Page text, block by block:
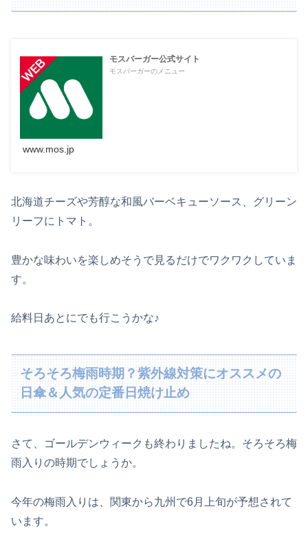
モスバーガー公式サイト
モスバーガーのメニュー
www.mos.jp
北海道チーズや芳醇な和風バーベキューソース、グリーン
リーフにトマト。
豊かな味わいを楽しめそうで見るだけでワクワクしていま
す。
給料日あとにでも行こうかな♪
そろそろ梅雨時期？紫外線対策にオススメの
日傘＆人気の定番日焼け止め
さて、ゴールデンウィークも終わりましたね。そろそろ梅
雨入りの時期でしょうか。
今年の梅雨入りは、関東から九州で6月上旬が予想されて
います。